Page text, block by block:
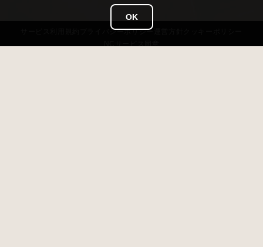
プライバシーポリシー
OK